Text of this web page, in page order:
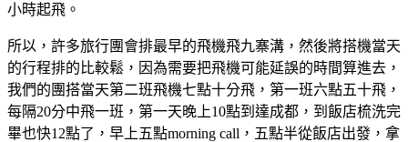
小時起飛。
所以，許多旅行團會排最早的飛機飛九寨溝，然後將搭機當天
的行程排的比較鬆，因為需要把飛機可能延誤的時間算進去，
我們的團搭當天第二班飛機七點十分飛，第一班六點五十飛，
每隔20分中飛一班，第一天晚上10點到達成都，到飯店梳洗完
畢也快12點了，早上五點morning call，五點半從飯店出發，拿